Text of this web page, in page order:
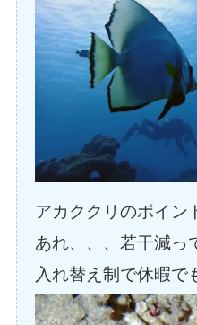
アカククリのポイン
あれ、、、若干減っ
入れ替え制で休暇で